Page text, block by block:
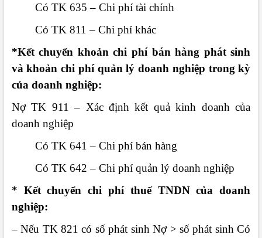
Có TK 635 – Chi phí tài chính
Có TK 811 – Chi phí khác
*Kết chuyển khoản chi phí bán hàng phát sinh
và khoản chi phí quản lý doanh nghiệp trong kỳ
của doanh nghiệp:
Nợ TK 911 – Xác định kết quả kinh doanh của
doanh nghiệp
Có TK 641 – Chi phí bán hàng
Có TK 642 – Chi phí quản lý doanh nghiệp
* Kết chuyển chi phí thuế TNDN của doanh
nghiệp:
– Nếu TK 821 có số phát sinh Nợ > số phát sinh Có